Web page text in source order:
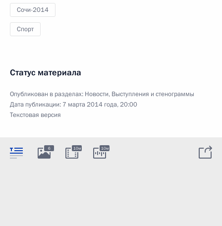
Сочи-2014
Спорт
Статус материала
Опубликован в разделах: Новости, Выступления и стенограммы
Дата публикации: 7 марта 2014 года, 20:00
Текстовая версия
6 10м 10м